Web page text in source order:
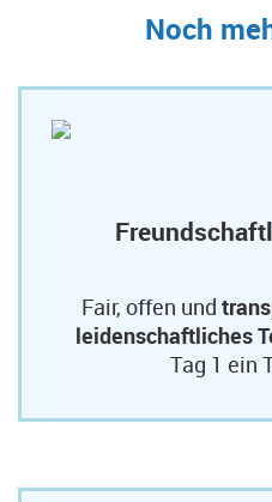
Noch
Fair, offen und
leidenschaftliches
Tag 1 ein